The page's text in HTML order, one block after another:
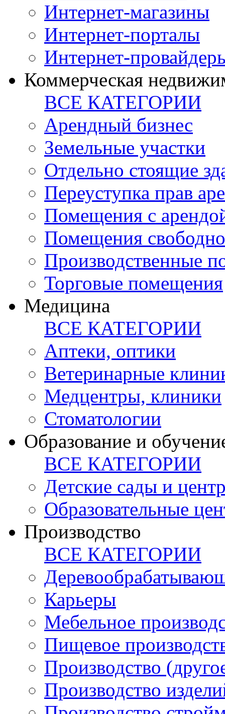
Интернет-магазины
Интернет-порталы
Интернет-
Коммерческая
ВСЕ КАТЕГОРИИ
Арендный бизнес
Земельные участки
Отдельно стоящие
Переуступка прав
Помещения с
Помещения
Производственные
Торговые помещения
Медицина
ВСЕ КАТЕГОРИИ
Аптеки, оптики
Ветеринарные
Медцентры, клиники
Стоматологии
Образование и
ВСЕ КАТЕГОРИИ
Детские сады и
Образовательные
Производство
ВСЕ КАТЕГОРИИ
Карьеры
Мебельное
Пищевое
Производство
Производство